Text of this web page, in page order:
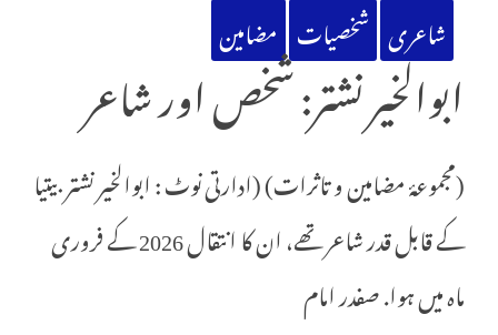
شاعری شخصیات مضامین
ابوالخیر نشتر: شخص اور شاعر
(مجموعۂ مضامین و تاثرات) (ادارتی نوٹ : ابوالخیر نشتر بیتیا
کے قابل قدر شاعر تھے، ان کا انتقال 2026 کے فروری
ماہ میں ہوا. صفدر امام